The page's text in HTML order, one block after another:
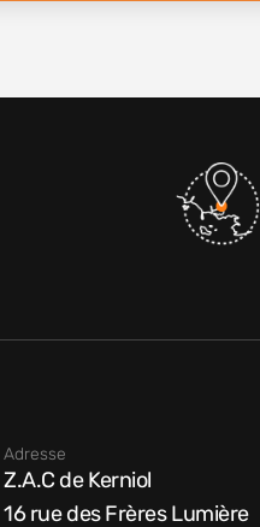
Adresse
Z.A.C de Kerniol
16 rue des Frères Lumière